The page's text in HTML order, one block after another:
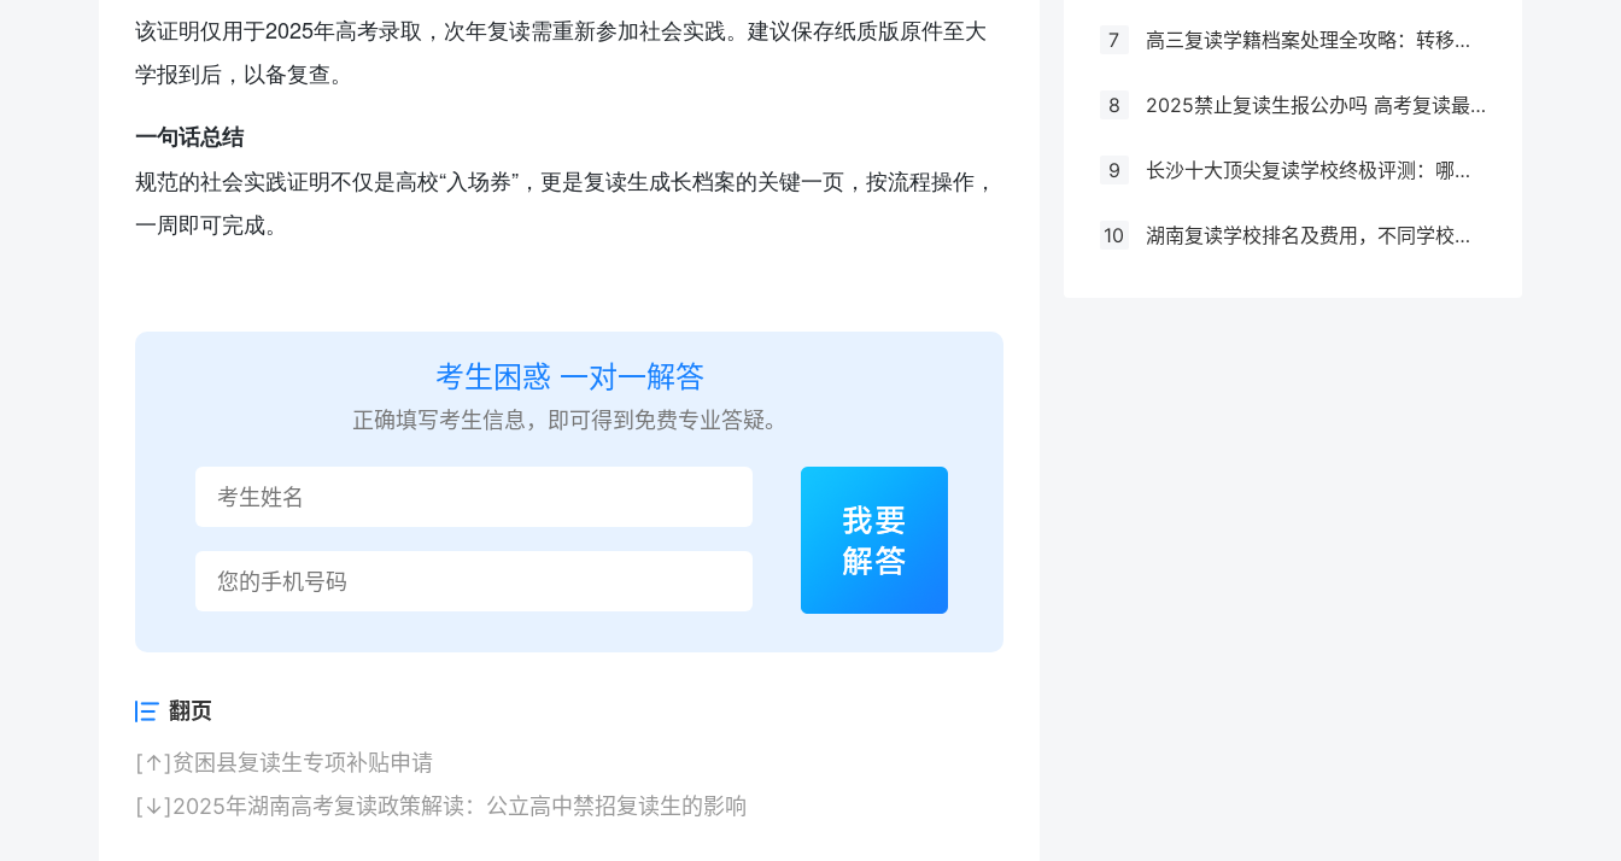
该证明仅用于2025年高考录取，次年复读需重新参加社会实践。建议保存纸质版原件至大
学报到后，以备复查。
一句话总结
规范的社会实践证明不仅是高校“入场券”，更是复读生成长档案的关键一页，按流程操作，
一周即可完成。
考生困惑 一对一解答
正确填写考生信息，即可得到免费专业答疑。
翻页
[↑]贫困县复读生专项补贴申请
[↓]2025年湖南高考复读政策解读：公立高中禁招复读生的影响
7 高三复读学籍档案处理全攻略：转移、保管及复读后的学籍状态详解！
8 2025禁止复读生报公办吗 高考复读最新政策要求
9 长沙十大顶尖复读学校终极评测：哪所最适合你？
10 湖南复读学校排名及费用，不同学校价格参考